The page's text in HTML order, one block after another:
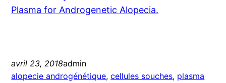
Plasma for Androgenetic Alopecia.
avril 23, 2018admin
alopecie androgénétique, cellules souches, plasma